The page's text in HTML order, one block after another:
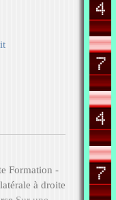
Formation -
à droite